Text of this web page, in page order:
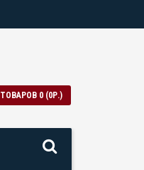
ТОВАРОВ 0 (0Р.)